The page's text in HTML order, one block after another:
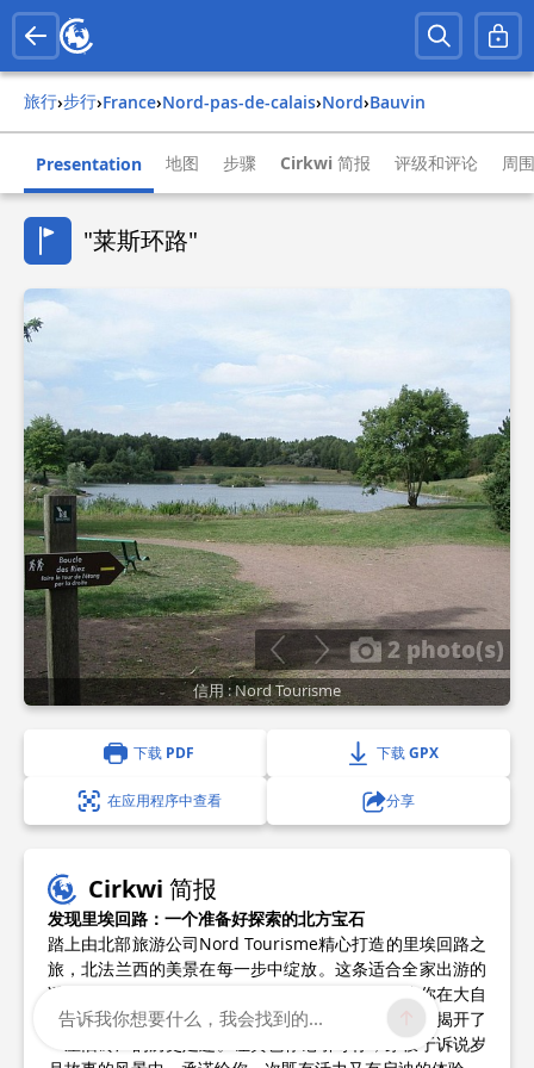
旅行› 步行› france› nord-pas-de-calais› nord› bauvin
Presentation 地图 步骤 Cirkwi 简报 评级和评论 周
"莱斯环路"
2 photo(s)
信用 : Nord Tourisme
下载 PDF 下载 GPX
在应用程序中查看 分享
Cirkwi 简报
发现里埃回路：一个准备好探索的北方宝石
踏上由北部旅游公司Nord Tourisme精心打造的里埃回路之
旅，北法兰西的美景在每一步中绽放。这条适合全家出游的
诱人小径展现了迷人的柳树岛，点缀着野餐桌，让你在大自
然中享受宁静的休息。更长的路线穿越加来海峡省，揭开了
一座旧砖厂的历史足迹。让黄色标记引导你，穿梭于诉说岁
告诉我你想要什么，我会找到的...